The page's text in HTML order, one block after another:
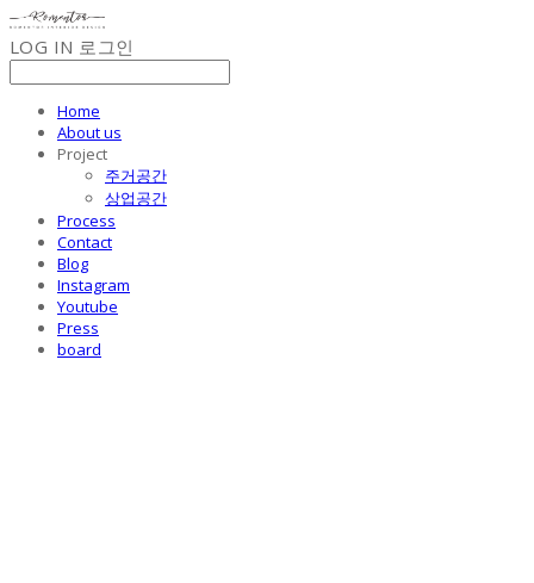
LOG IN 로그인
Home
About us
Project
주거공간
상업공간
Process
Contact
Blog
Instagram
Youtube
Press
board